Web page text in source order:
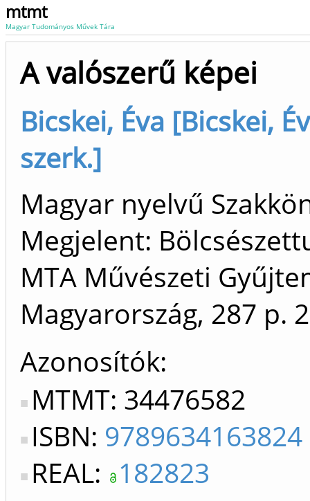
mtmt
Magyar Tudományos Művek Tára
A valószerű képei
Bicskei, Éva [Bicskei,
szerk.]
Magyar nyelvű
Megjelent:
MTA Művészeti
Magyarország, 287 p.
Azonosítók
MTMT: 34476582
ISBN: 9789634163824
REAL: 182823